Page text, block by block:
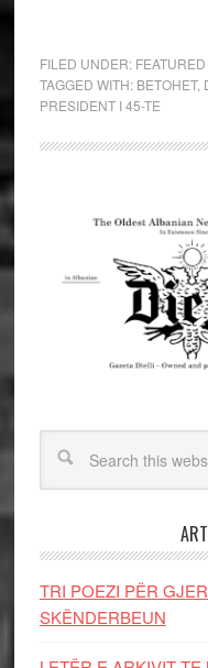
FILED UNDER: FEATURED
TAGGED WITH: BETOHET,
PRESIDENT I 45-TE
TRI POEZI PËR
SKËNDERBEUN